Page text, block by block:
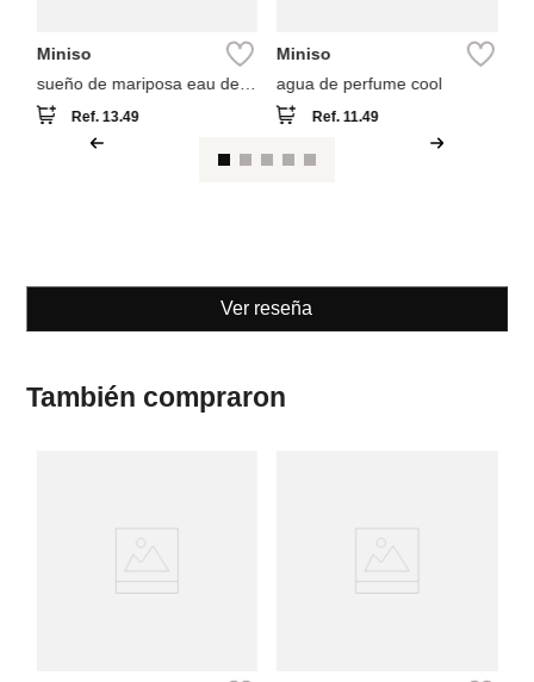
Miniso
sueño de mariposa eau de
parfum 50ml
Ref.13.49
Miniso
agua de perfume cool
Ref. 11.49
Ver reseña
También compraron